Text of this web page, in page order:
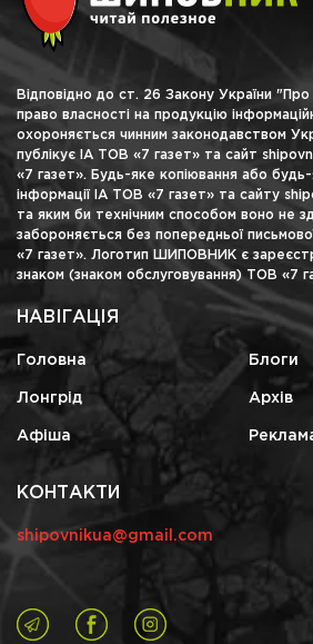
Відповідно до ст. 26 Закону України "Про
право власності на продукцію
охороняється чинним законодавством
публікує ІА ТОВ «7 газет» та сайт
«7 газет». Будь-яке копіювання або
інформації ІА ТОВ «7 газет» та сайту
та яким би технічним способом воно не
забороняється без попередньої
«7 газет». Логотип ШИПОВНИК є
знаком (знаком обслуговування) ТОВ «7
НАВІГАЦІЯ
Головна Блоги
Лонгрід Архів
Афіша
КОНТАКТИ
shipovnikua@gmail.com